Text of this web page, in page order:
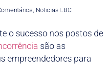
, Noticias LBC
o sucesso nos postos de
são as
empreendedores para